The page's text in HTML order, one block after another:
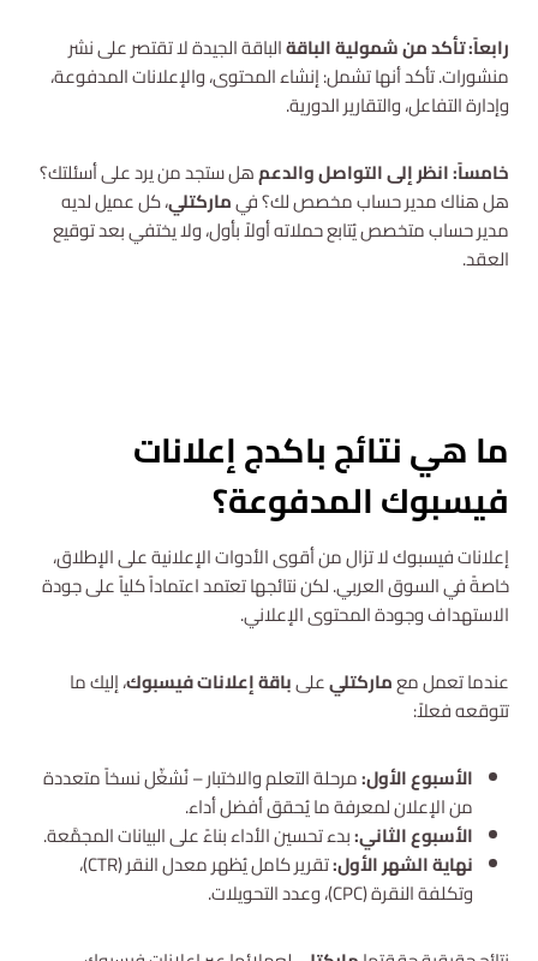
رابعاً: تأكد من شمولية الباقةالباقة الجيدة لا تقتصر على نشر
منشورات. تأكد أنها تشمل: إنشاء المحتوى، والإعلانات المدفوعة،
وإدارة التفاعل، والتقارير الدورية.
خامساً: انظر إلى التواصل والدعمهل ستجد من يرد على أسئلتك؟
هل هناك مدير حساب مخصص لك؟ فيماركتلي، كل عميل لديه
مدير حساب متخصص يُتابع حملاته أولاً بأول، ولا يختفي بعد توقيع
العقد.
ما هي نتائج باكدج إعلانات
فيسبوك المدفوعة؟
إعلانات فيسبوك لا تزال من أقوى الأدوات الإعلانية على الإطلاق،
خاصةً في السوق العربي. لكن نتائجها تعتمد اعتماداً كلياً على جودة
الاستهداف وجودة المحتوى الإعلاني.
عندما تعمل معماركتليعلىباقة إعلانات فيسبوك، إليك ما
تتوقعه فعلاً:
الأسبوع الأول:مرحلة التعلم والاختبار – نُشغّل نسخاً متعددة
من الإعلان لمعرفة ما يُحقق أفضل أداء.
الأسبوع الثاني:بدء تحسين الأداء بناءً على البيانات المجمَّعة.
نهاية الشهر الأول:
تقرير كامل يُظهر معدل النقر (CTR)،
وتكلفة النقرة (CPC)، وعدد التحويلات.